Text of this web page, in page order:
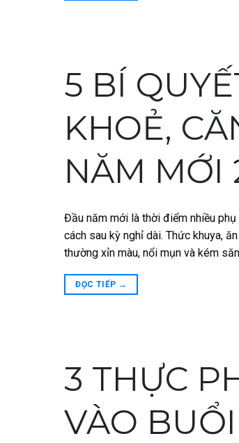
5 BÍ
KHOẺ,
NĂM MỚI
Đầu năm mới là thời điểm nhiều
cách sau kỳ nghỉ dài. Thức khuya,
thường xỉn màu, nổi mụn và kém
ĐỌC TIẾP →
3 THỰC
VÀO